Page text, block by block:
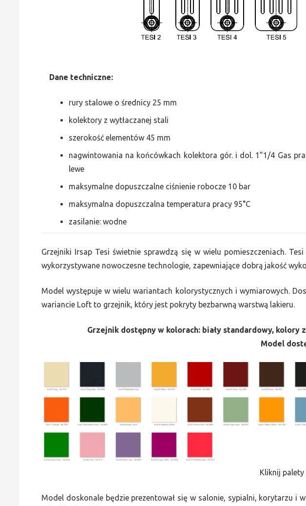
Dane techniczne:
rury stalowe o średnicy 25 mm
kolektory z wytłaczanej stali
szerokość elementów 45 mm
nagwintowania na końcówkach kolektora gór. i dol. 1”1/4 Gas
lewe
maksymalne dopuszczalne ciśnienie robocze 10 bar
maksymalna dopuszczalna temperatura pracy 95°C
zasilanie: wodne
Grzejniki Irsap Tesi świetnie sprawdzą się w wielu pomieszczeniach.
wykorzystywane nowoczesne technologie, zapewniające dobrą jakość
Model występuje w wielu wariantach kolorystycznych i wymiarowych.
wariancie Loft to grzejnik, który jest pokryty bezbarwną warstwą lakieru.
Grzejnik dostępny w kolorach: biały standardowy,
Model
Kliknij palety
Model doskonale będzie prezentował się w salonie, sypialni, korytarzu i